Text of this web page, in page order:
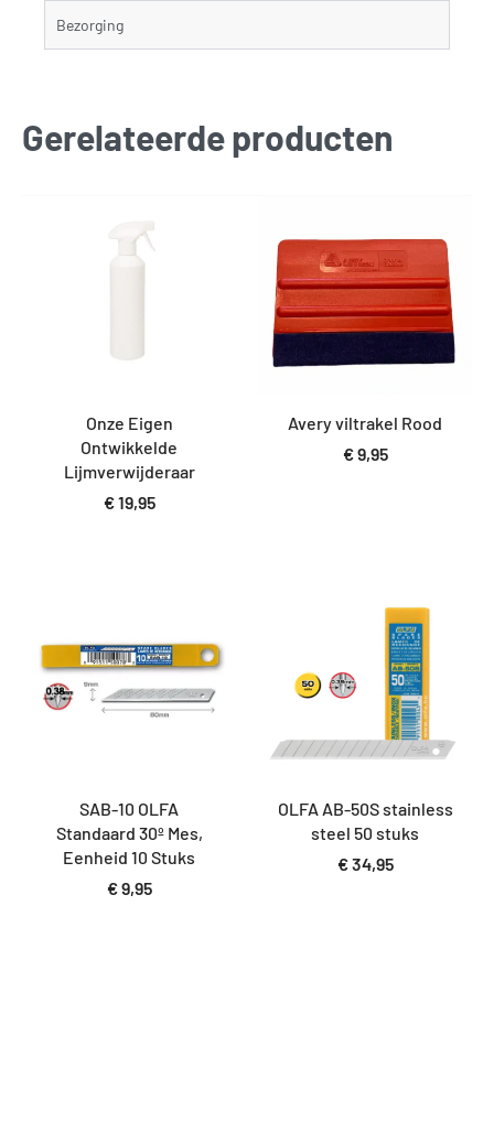
Bezorging
Gerelateerde producten
Onze Eigen
Ontwikkelde
Lijmverwijderaar
€19,95
Avery viltrakel Rood
€9,95
SAB-10 OLFA
Standaard 30º Mes,
Eenheid 10 Stuks
€9,95
OLFA AB-50S stainless
steel 50 stuks
€34,95